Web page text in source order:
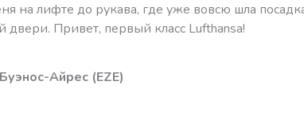
на лифте до рукава, где уже вовсю шла
двери. Привет, первый класс Lufthansa!
Айрес (EZE)